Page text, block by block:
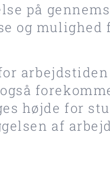
på
og mulighed
højde for
af